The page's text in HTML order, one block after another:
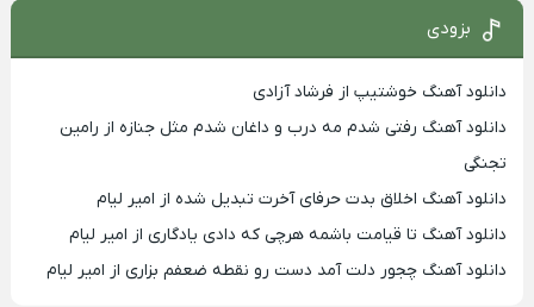
بزودی
دانلود آهنگ خوشتیپ از فرشاد آزادی
دانلود آهنگ رفتی شدم مه درب و داغان شدم مثل جنازه از رامین
تجنگی
دانلود آهنگ اخلاق بدت حرفای آخرت تبدیل شده از امیر لیام
دانلود آهنگ تا قیامت باشمه هرچی که دادی یادگاری از امیر لیام
دانلود آهنگ چجور دلت آمد دست رو نقطه ضعفم بزاری از امیر لیام